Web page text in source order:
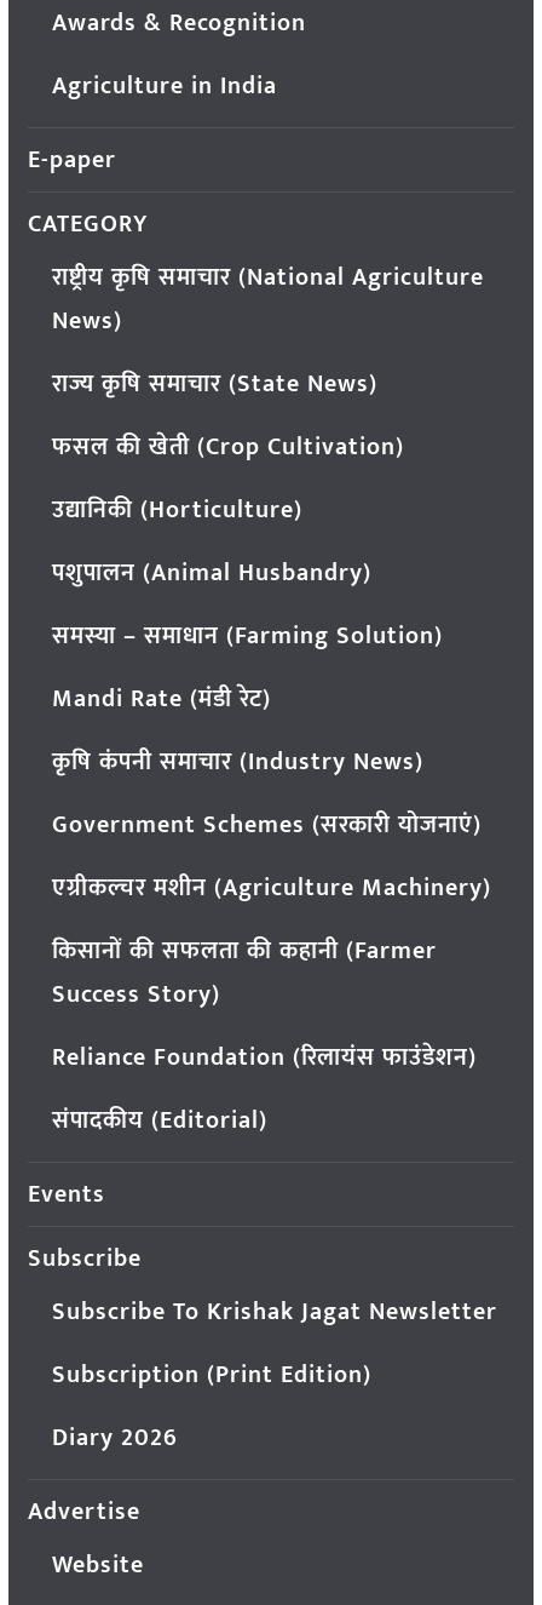
Awards & Recognition
Agriculture in India
E-paper
CATEGORY
राष्ट्रीय कृषि समाचार (National Agriculture
News)
राज्य कृषि समाचार (State News)
फसल की खेती (Crop Cultivation)
उद्यानिकी (Horticulture)
पशुपालन (Animal Husbandry)
समस्या – समाधान (Farming Solution)
Mandi Rate (मंडी रेट)
कृषि कंपनी समाचार (Industry News)
Government Schemes (सरकारी योजनाएं)
एग्रीकल्चर मशीन (Agriculture Machinery)
किसानों की सफलता की कहानी (Farmer
Success Story)
Reliance Foundation (रिलायंस फाउंडेशन)
संपादकीय (Editorial)
Events
Subscribe
Subscribe To Krishak Jagat Newsletter
Subscription (Print Edition)
Diary 2026
Advertise
Website